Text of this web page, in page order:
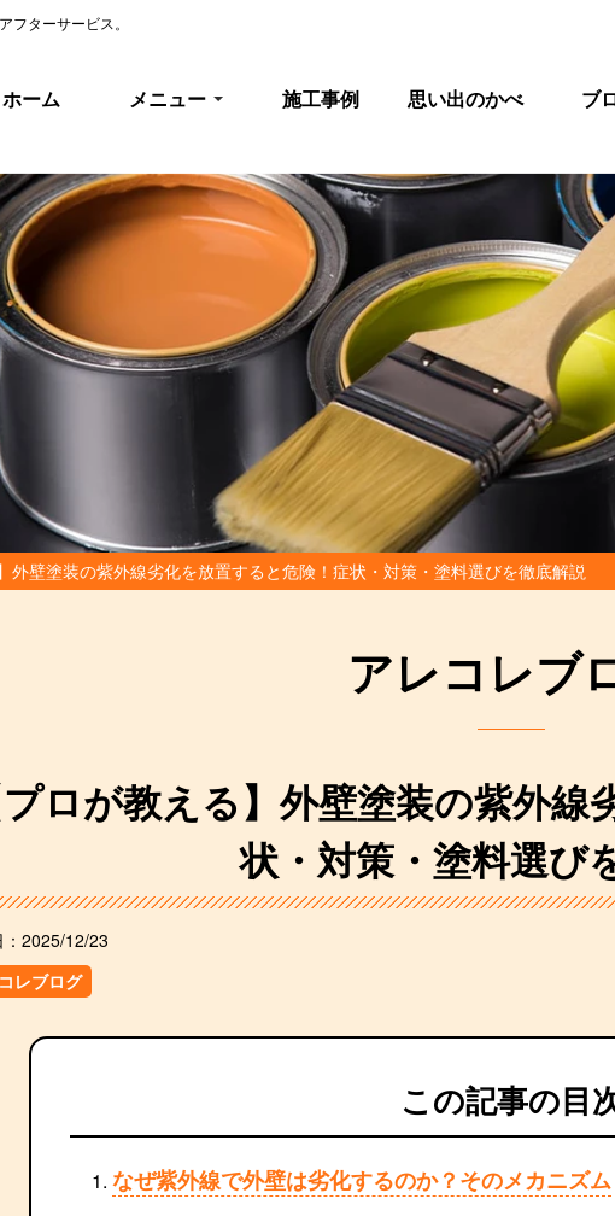
ターサービス。
ホーム メニュー 施工事例 思い出のかべ ブ
外壁塗装の紫外線劣化を放置すると危険！症状・対策・塗料選びを徹底解説
アレコレブ
プロが教える】外壁塗装の紫外
状・対策・塗料選び
2025/12/23
レブログ
この記事の目
なぜ紫外線で外壁は劣化するのか？そのメカニズム